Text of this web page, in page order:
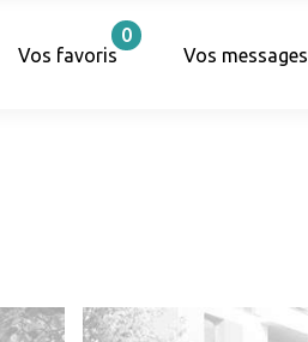
Vos favoris
0
Vos messages